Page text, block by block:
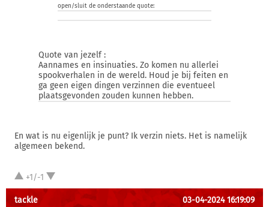
open/sluit de onderstaande quote:
Quote van jezelf :
Aannames en insinuaties. Zo komen nu allerlei
spookverhalen in de wereld. Houd je bij feiten en
ga geen eigen dingen verzinnen die eventueel
plaatsgevonden zouden kunnen hebben.
En wat is nu eigenlijk je punt? Ik verzin niets. Het is namelijk
algemeen bekend.
+1/-1
tackle 03-04-2024 16:19:09